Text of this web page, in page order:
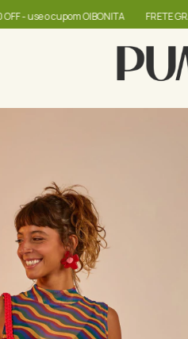
NAS COMPRAS A PARTIR DE R$399